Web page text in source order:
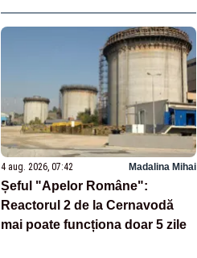
4 aug. 2026, 07:42 Madalina Mihai
Șeful "Apelor Române":
Reactorul 2 de la Cernavodă
mai poate funcționa doar 5 zile